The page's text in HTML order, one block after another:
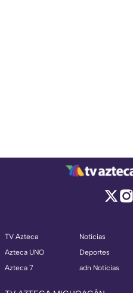
TV Azteca
Azteca UNO
Azteca 7
Noticias
Deportes
adn Noticias